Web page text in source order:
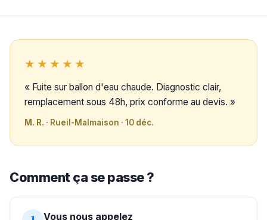
★★★★★
« Fuite sur ballon d'eau chaude. Diagnostic clair,
remplacement sous 48h, prix conforme au devis. »
M. R. · Rueil-Malmaison · 10 déc.
Comment ça se passe ?
Vous nous appelez